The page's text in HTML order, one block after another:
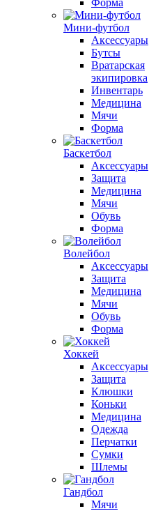
Форма
Мини-футбол
Аксессуары
Бутсы
Вратарская
экипировка
Инвентарь
Медицина
Мячи
Форма
Баскетбол
Аксессуары
Защита
Медицина
Мячи
Обувь
Форма
Волейбол
Аксессуары
Защита
Медицина
Мячи
Обувь
Форма
Хоккей
Аксессуары
Защита
Клюшки
Коньки
Медицина
Одежда
Перчатки
Сумки
Шлемы
Гандбол
Мячи